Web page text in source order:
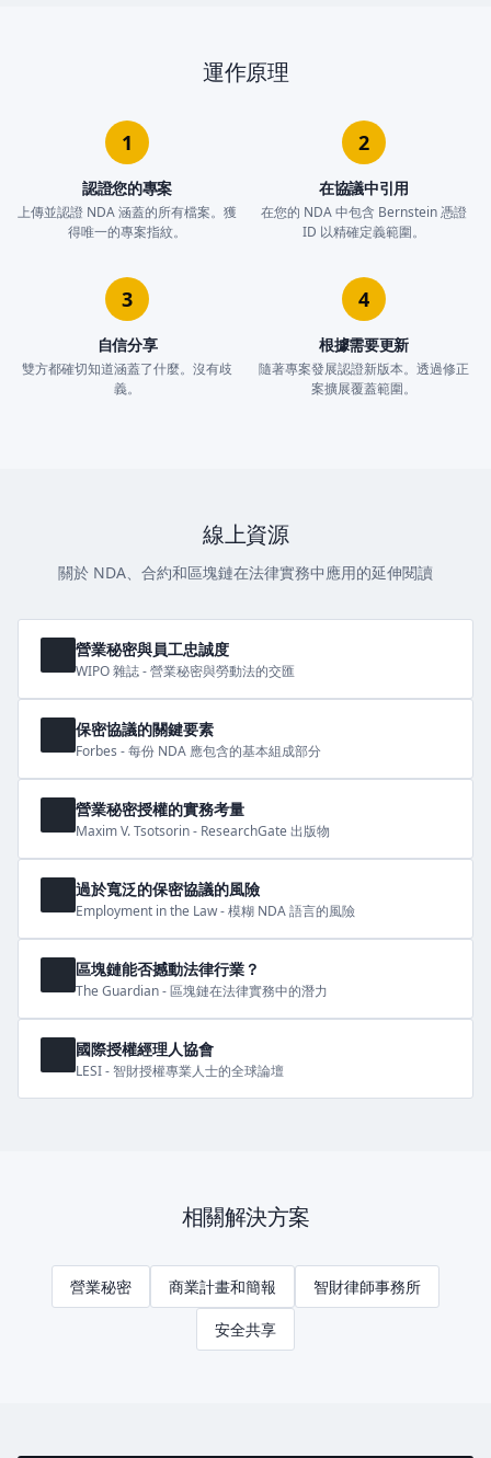
運作原理
1
認證您的專案
上傳並認證 NDA 涵蓋的所有檔案。獲
得唯一的專案指紋。
2
在協議中引用
在您的 NDA 中包含 Bernstein 憑證
ID 以精確定義範圍。
3
自信分享
雙方都確切知道涵蓋了什麼。沒有歧
義。
4
根據需要更新
隨著專案發展認證新版本。透過修正
案擴展覆蓋範圍。
線上資源
關於 NDA、合約和區塊鏈在法律實務中應用的延伸閱讀
營業秘密與員工忠誠度
WIPO 雜誌 - 營業秘密與勞動法的交匯
保密協議的關鍵要素
Forbes - 每份 NDA 應包含的基本組成部分
營業秘密授權的實務考量
Maxim V. Tsotsorin - ResearchGate 出版物
過於寬泛的保密協議的風險
Employment in the Law - 模糊 NDA 語言的風險
區塊鏈能否撼動法律行業？
The Guardian - 區塊鏈在法律實務中的潛力
國際授權經理人協會
LESI - 智財授權專業人士的全球論壇
相關解決方案
營業秘密 商業計畫和簡報 智財律師事務所
安全共享